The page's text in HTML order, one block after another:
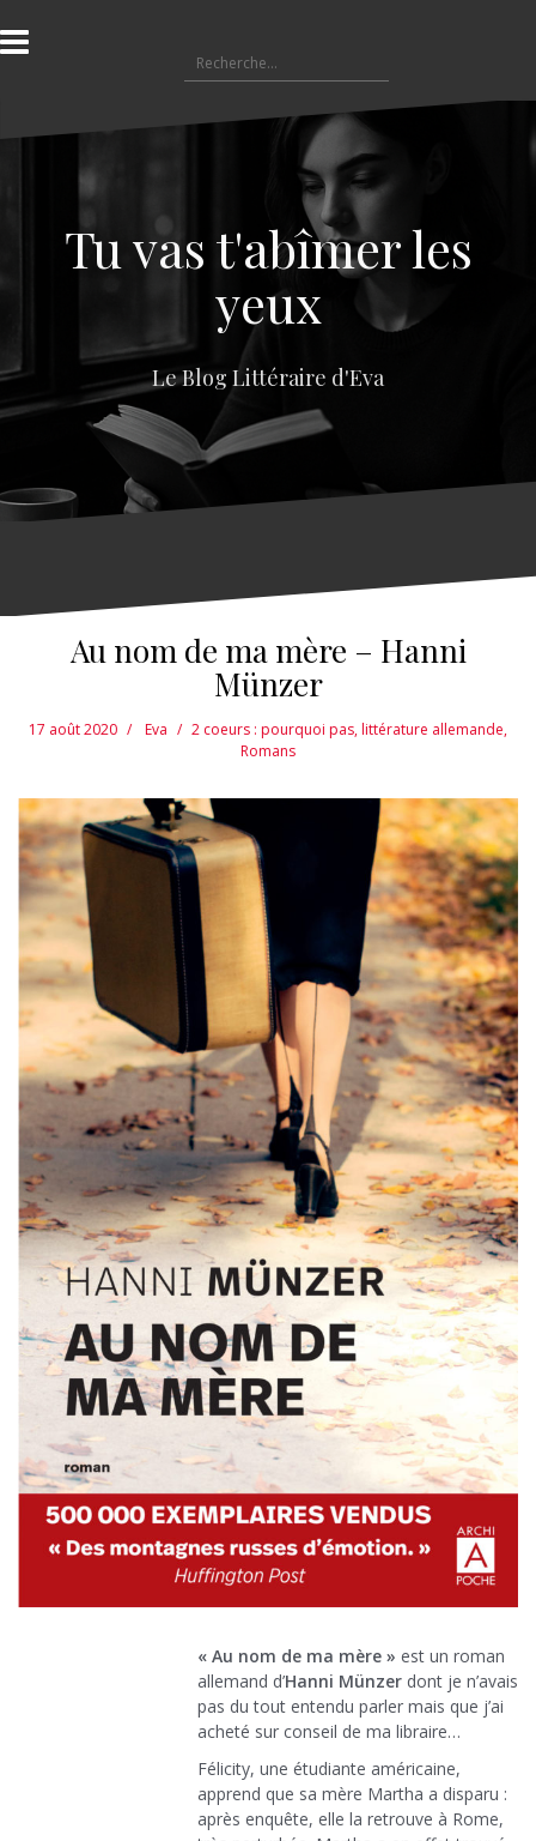
l
a
e
e
Tu vas t'abîmer les
yeux
Le Blog Littéraire d'Eva
Au nom de ma mère – Hanni
Münzer
17 août 2020 Eva 2 coeurs : pourquoi pas,littérature allemande,
Romans
« Au nom de ma mère » est un roman
allemand d’Hanni Münzer dont je n’avais
pas du tout entendu parler mais que j’ai
acheté sur conseil de ma libraire…
Félicity, une étudiante américaine,
apprend que sa mère Martha a disparu :
après enquête, elle la retrouve à Rome,